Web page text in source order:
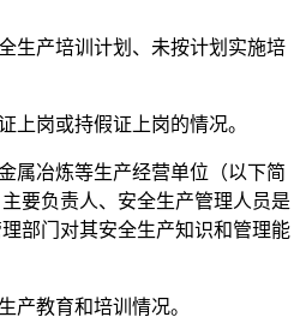
生产培训计划、未按计划实施培
上岗或持假证上岗的情况。
属冶炼等生产经营单位（以下简
要负责人、安全生产管理人员是
部门对其安全生产知识和管理能
产教育和培训情况。